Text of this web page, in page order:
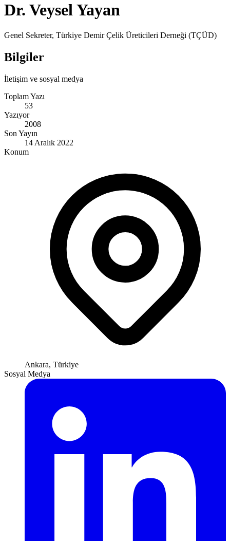
Dr. Veysel Yayan
Genel Sekreter, Türkiye Demir Çelik Üreticileri Derneği (TÇÜD)
Bilgiler
İletişim ve sosyal medya
Toplam Yazı
53
Yazıyor
2008
Son Yayın
14 Aralık 2022
Konum
Ankara, Türkiye
Sosyal Medya